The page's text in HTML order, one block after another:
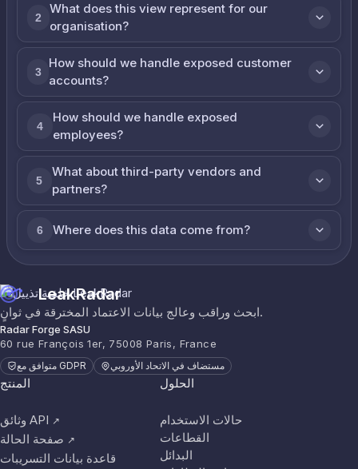
2
What does this view represent for our
organisation?
3
How should we handle exposed customer
accounts?
4
How should we handle exposed
employees?
5
What about third-party vendors and
partners?
6 Where does this data come from?
LeakRadar
ابحث وراقب وعالج بيانات الاعتماد المخترقة في ثوانٍ.
Radar Forge SASU
60 rue François 1er, 75008 Paris, France
متوافق مع GDPR مستضاف في الاتحاد الأوروبي
المنتج
وثائق API ↗
صفحة الحالة ↗
قاعدة بيانات التسريبات
الحلول
حالات الاستخدام
القطاعات
البدائل